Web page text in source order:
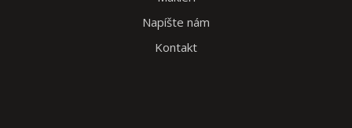
Napíšte nám
Kontakt